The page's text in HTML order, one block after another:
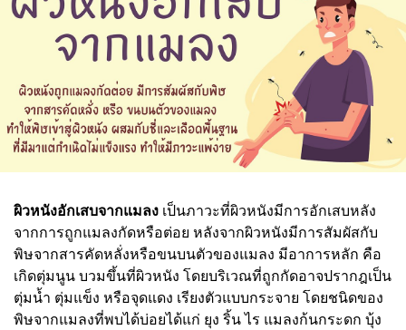
ผิวหนังอักเสบจากแมลง เป็นภาวะที่ผิวหนังมีการอักเสบหลัง
จากการถูกแมลงกัดหรือต่อย หลังจากผิวหนังมีการสัมผัสกับ
พิษจากสารคัดหลั่งหรือขนบนตัวของแมลง มีอาการหลัก คือ
เกิดตุ่มนูน บวมขึ้นที่ผิวหนัง โดยบริเวณที่ถูกกัดอาจปรากฎเป็น
ตุ่มน้ำ ตุ่มแข็ง หรือจุดแดง เรียงตัวแบบกระจาย โดยชนิดของ
พิษจากแมลงที่พบได้บ่อยได้แก่ ยุง ริ้น ไร แมลงก้นกระดก บุ้ง